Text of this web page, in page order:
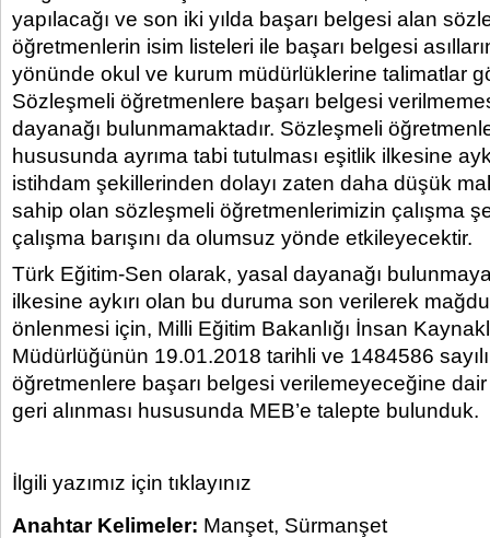
yapılacağı ve son iki yılda başarı belgesi alan
öğretmenlerin isim listeleri ile başarı belgesi
yönünde okul ve kurum müdürlüklerine talimatlar
Sözleşmeli öğretmenlere başarı belgesi
dayanağı bulunmamaktadır. Sözleşmeli
hususunda ayrıma tabi tutulması eşitlik ilkesine
istihdam şekillerinden dolayı zaten daha düşük
sahip olan sözleşmeli öğretmenlerimizin çalışma
çalışma barışını da olumsuz yönde etkileyecektir.
Türk Eğitim-Sen olarak, yasal dayanağı
ilkesine aykırı olan bu duruma son verilerek
önlenmesi için, Milli Eğitim Bakanlığı İnsan
Müdürlüğünün 19.01.2018 tarihli ve 1484586
öğretmenlere başarı belgesi verilemeyeceğine dair
geri alınması hususunda MEB’e talepte bulunduk.
İlgili yazımız için tıklayınız
Anahtar Kelimeler: Manşet, Sürmanşet